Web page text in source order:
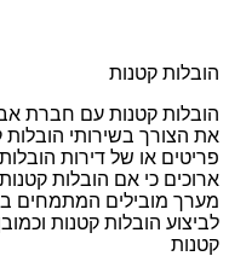
הובלות קטנות
הובלות קטנות עם חברת
את הצורך בשירותי
פריטים או של דירות
ארוכים כי אם הובלות
מערך מובילים המתמחים
לביצוע הובלות קטנות
קטנות